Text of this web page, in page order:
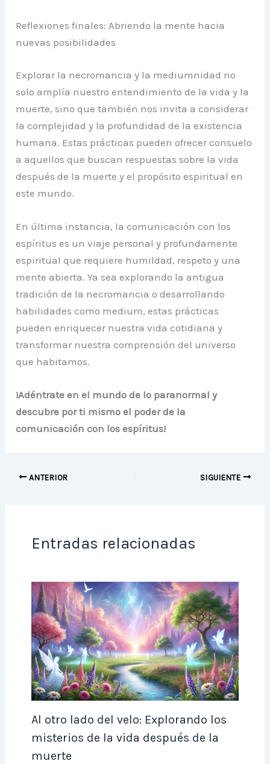
Reflexiones finales: Abriendo la mente hacia
nuevas posibilidades
Explorar la necromancia y la mediumnidad no
solo amplía nuestro entendimiento de la vida y la
muerte, sino que también nos invita a considerar
la complejidad y la profundidad de la existencia
humana. Estas prácticas pueden ofrecer consuelo
a aquellos que buscan respuestas sobre la vida
después de la muerte y el propósito espiritual en
este mundo.
En última instancia, la comunicación con los
espíritus es un viaje personal y profundamente
espiritual que requiere humildad, respeto y una
mente abierta. Ya sea explorando la antigua
tradición de la necromancia o desarrollando
habilidades como medium, estas prácticas
pueden enriquecer nuestra vida cotidiana y
transformar nuestra comprensión del universo
que habitamos.
¡Adéntrate en el mundo de lo paranormal y
descubre por ti mismo el poder de la
comunicación con los espíritus!
ANTERIOR SIGUIENTE
Entradas relacionadas
Al otro lado del velo: Explorando los
misterios de la vida después de la
muerte